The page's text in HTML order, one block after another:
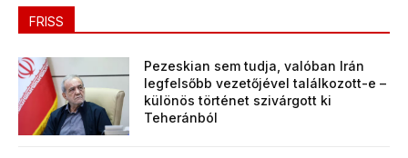
FRISS
Pezeskian sem tudja, valóban Irán
legfelsőbb vezetőjével találkozott-e –
különös történet szivárgott ki
Teheránból